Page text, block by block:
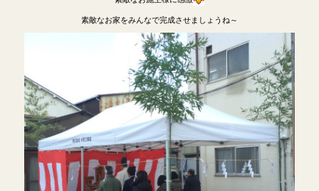
素敵なお家をみんなで完成させましょうね～